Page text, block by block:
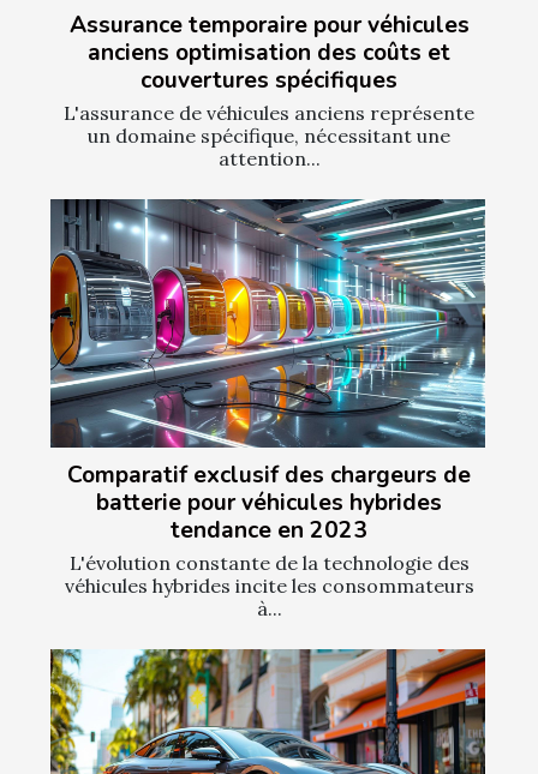
Assurance temporaire pour véhicules
anciens optimisation des coûts et
couvertures spécifiques
L'assurance de véhicules anciens représente
un domaine spécifique, nécessitant une
attention...
Comparatif exclusif des chargeurs de
batterie pour véhicules hybrides
tendance en 2023
L'évolution constante de la technologie des
véhicules hybrides incite les consommateurs
à...